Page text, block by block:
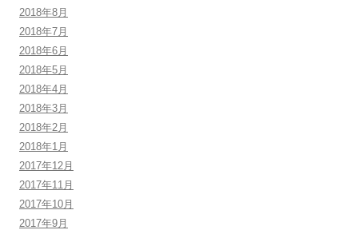
2018年8月
2018年7月
2018年6月
2018年5月
2018年4月
2018年3月
2018年2月
2018年1月
2017年12月
2017年11月
2017年10月
2017年9月